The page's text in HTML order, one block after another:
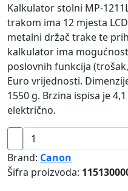
Kalkulator stolni MP-
trakom ima 12 mjesta
metalni držač trake te
kalkulator ima
poslovnih funkcija
Euro vrijednosti.
1550 g. Brzina ispisa je
električno.
Kalkulator
s
trakom
i
Brand: Canon
Šifra proizvoda: